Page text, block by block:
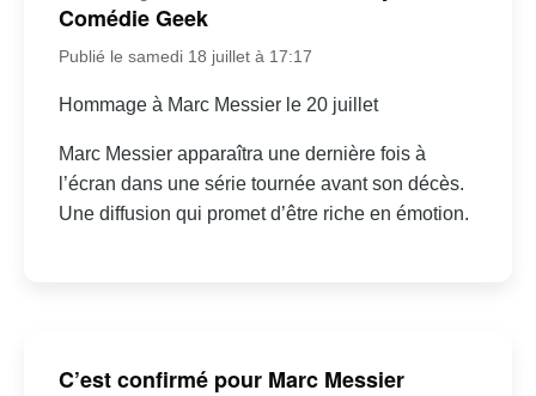
Comédie Geek
Publié le samedi 18 juillet à 17:17
Hommage à Marc Messier le 20 juillet
Marc Messier apparaîtra une dernière fois à
l’écran dans une série tournée avant son décès.
Une diffusion qui promet d’être riche en émotion.
C’est confirmé pour Marc Messier